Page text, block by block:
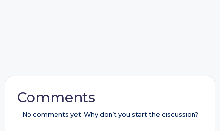
Comments
No comments yet. Why don’t you start the discussion?